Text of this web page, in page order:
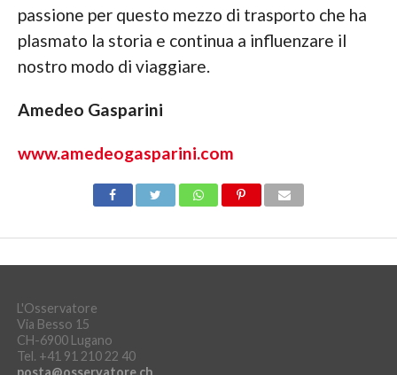
passione per questo mezzo di trasporto che ha
plasmato la storia e continua a influenzare il
nostro modo di viaggiare.
Amedeo Gasparini
www.amedeogasparini.com
L'Osservatore
Via Besso 15
CH-6900 Lugano
Tel. +41 91 210 22 40
posta@osservatore.ch